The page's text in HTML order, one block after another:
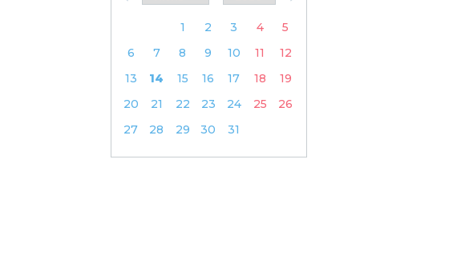
1 2 3 4
5
6
7 8 9 10 11
12
13
14 15 16 17 18
19
20
21 22 23 24 25
26
27
28 29 30 31